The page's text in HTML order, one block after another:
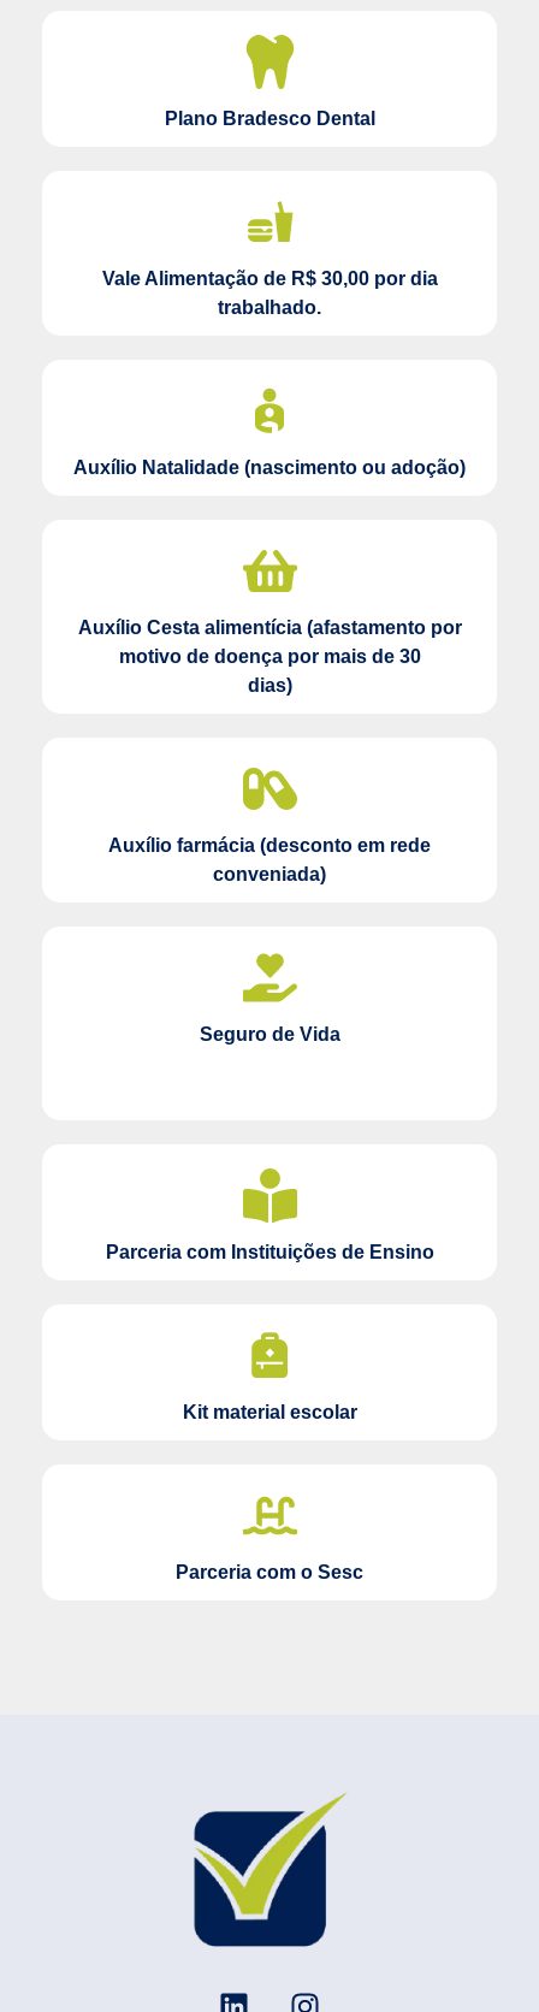
Plano Bradesco Dental
Vale Alimentação de R$ 30,00 por dia
trabalhado.
Auxílio Natalidade (nascimento ou adoção)
Auxílio Cesta alimentícia (afastamento por
motivo de doença por mais de 30
dias)
Auxílio farmácia (desconto em rede
conveniada)
Seguro de Vida
Parceria com Instituições de Ensino
Kit material escolar
Parceria com o Sesc